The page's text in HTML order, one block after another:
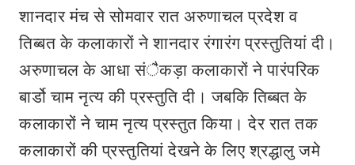
शानदार मंच से सोमवार रात अरुणाचल प्रदेश व
तिब्बत के कलाकारों ने शानदार रंगारंग प्रस्तुतियां दी।
अरुणाचल के आधा संैकड़ा कलाकारों ने पारंपरिक
बार्डो चाम नृत्य की प्रस्तुति दी। जबकि तिब्बत के
कलाकारों ने चाम नृत्य प्रस्तुत किया। देर रात तक
कलाकारों की प्रस्तुतियां देखने के लिए श्रद्धालु जमे